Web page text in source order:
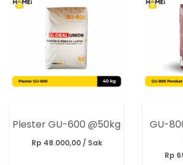
Plester GU-600 @50kg
Rp 48.000,00 / Sak
GU-
Rp